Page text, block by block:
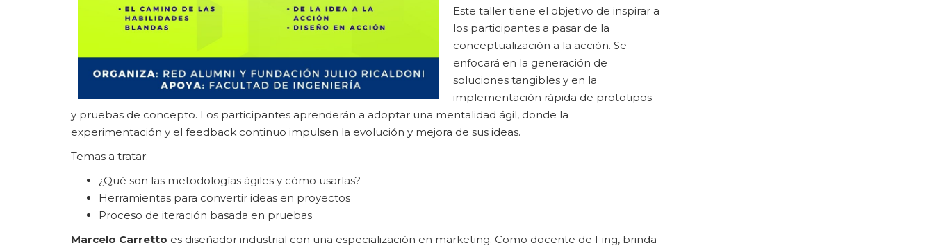
Este taller tiene el objetivo de inspirar a
los participantes a pasar de la
conceptualización a la acción. Se
enfocará en la generación de
soluciones tangibles y en la
implementación rápida de prototipos
y pruebas de concepto. Los participantes aprenderán a adoptar una mentalidad ágil, donde la
experimentación y el feedback continuo impulsen la evolución y mejora de sus ideas.
Temas a tratar:
¿Qué son las metodologías ágiles y cómo usarlas?
Herramientas para convertir ideas en proyectos
Proceso de iteración basada en pruebas
Marcelo Carretto es diseñador industrial con una especialización en marketing. Como docente de Fing, brinda